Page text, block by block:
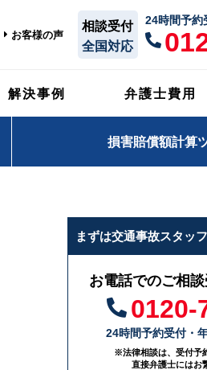
お客様の声
相談受付
全国対応
24時間予約
解決事例 弁護士費用
損害賠償額計算
まずは交通事故スタッ
お電話でのご相
0120-
24時間予約受付・
※法律相談は、受付予
直接弁護士にはお